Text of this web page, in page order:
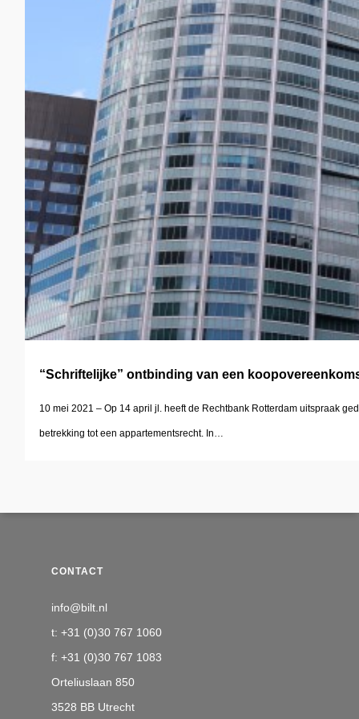
“Schriftelijke” ontbinding van een
10 mei 2021 – Op 14 april jl. heeft de Rechtbank Rotterdam uitspraak
betrekking tot een appartementsrecht. In…
CONTACT
info@bilt.nl
t: +31 (0)30 767 1060
f: +31 (0)30 767 1083
Orteliuslaan 850
3528 BB Utrecht